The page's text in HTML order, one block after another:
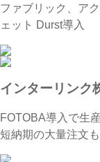
ファブリック、ア
ェット Durst導入
インターリンク
FOTOBA導入で生
短納期の大量注文